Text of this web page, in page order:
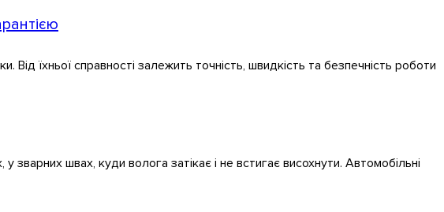
Від їхньої справності залежить точність, швидкість та безпечність роботи
швах, куди волога затікає і не встигає висохнути. Автомобільні